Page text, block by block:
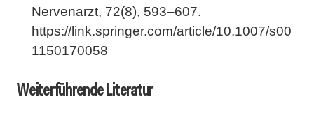
Nervenarzt, 72(8), 593–607.
https://link.springer.com/article/10.1007/s00
1150170058
Weiterführende Literatur